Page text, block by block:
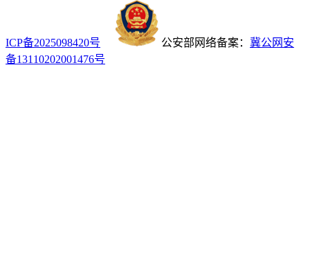
ICP备2025098420号 公安部网络备案： 冀公网安
备13110202001476号